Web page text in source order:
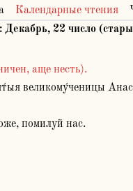
Календарные чтения
Декабрь, 22 число
аще несть).
великому́ченицы
помилуй нас.